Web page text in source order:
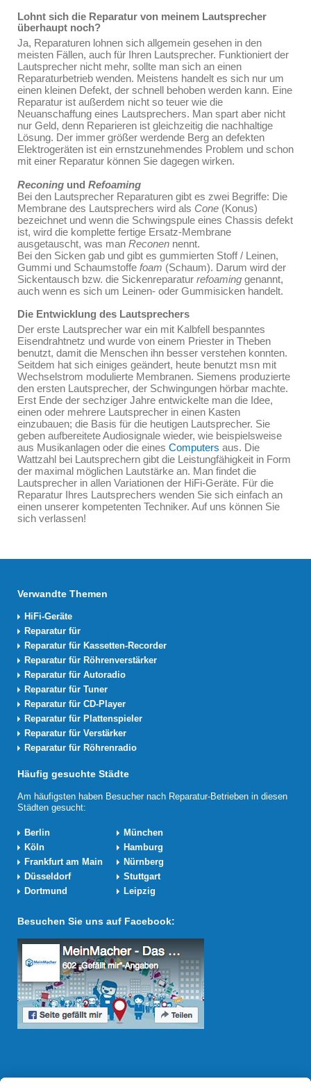
Lohnt sich die Reparatur von meinem Lautsprecher
überhaupt noch?
Ja, Reparaturen lohnen sich allgemein gesehen in den
meisten Fällen, auch für Ihren Lautsprecher. Funktioniert der
Lautsprecher nicht mehr, sollte man sich an einen
Reparaturbetrieb wenden. Meistens handelt es sich nur um
einen kleinen Defekt, der schnell behoben werden kann. Eine
Reparatur ist außerdem nicht so teuer wie die
Neuanschaffung eines Lautsprechers. Man spart aber nicht
nur Geld, denn Reparieren ist gleichzeitig die nachhaltige
Lösung. Der immer größer werdende Berg an defekten
Elektrogeräten ist ein ernstzunehmendes Problem und schon
mit einer Reparatur können Sie dagegen wirken.
Reconing und Refoaming
Bei den Lautsprecher Reparaturen gibt es zwei Begriffe: Die
Membrane des Lautsprechers wird als Cone (Konus)
bezeichnet und wenn die Schwingspule eines Chassis defekt
ist, wird die komplette fertige Ersatz-Membrane
ausgetauscht, was man Reconen nennt.
Bei den Sicken gab und gibt es gummierten Stoff / Leinen,
Gummi und Schaumstoffe foam (Schaum). Darum wird der
Sickentausch bzw. die Sickenreparatur refoaming genannt,
auch wenn es sich um Leinen- oder Gummisicken handelt.
Die Entwicklung des Lautsprechers
Der erste Lautsprecher war ein mit Kalbfell bespanntes
Eisendrahtnetz und wurde von einem Priester in Theben
benutzt, damit die Menschen ihn besser verstehen konnten.
Seitdem hat sich einiges geändert, heute benutzt msn mit
Wechselstrom modulierte Membranen. Siemens produzierte
den ersten Lautsprecher, der Schwingungen hörbar machte.
Erst Ende der sechziger Jahre entwickelte man die Idee,
einen oder mehrere Lautsprecher in einen Kasten
einzubauen; die Basis für die heutigen Lautsprecher. Sie
geben aufbereitete Audiosignale wieder, wie beispielsweise
aus Musikanlagen oder die eines Computers aus. Die
Wattzahl bei Lautsprechern gibt die Leistungfähigkeit in Form
der maximal möglichen Lautstärke an. Man findet die
Lautsprecher in allen Variationen der HiFi-Geräte. Für die
Reparatur Ihres Lautsprechers wenden Sie sich einfach an
einen unserer kompetenten Techniker. Auf uns können Sie
sich verlassen!
Verwandte Themen
HiFi-Geräte
Reparatur für
Reparatur für Kassetten-Recorder
Reparatur für Röhrenverstärker
Reparatur für Autoradio
Reparatur für Tuner
Reparatur für CD-Player
Reparatur für Plattenspieler
Reparatur für Verstärker
Reparatur für Röhrenradio
Häufig gesuchte Städte
Am häufigsten haben Besucher nach Reparatur-Betrieben in diesen
Städten gesucht:
Berlin
München
Köln
Hamburg
Frankfurt am Main
Nürnberg
Düsseldorf
Stuttgart
Dortmund
Leipzig
Besuchen Sie uns auf Facebook:
Reparatur Revolution